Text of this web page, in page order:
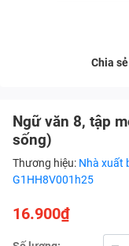
Chia sẻ
Ngữ văn 8, tập
sống)
Thương hiệu: Nhà xuất
G1HH8V001h25
16.900₫